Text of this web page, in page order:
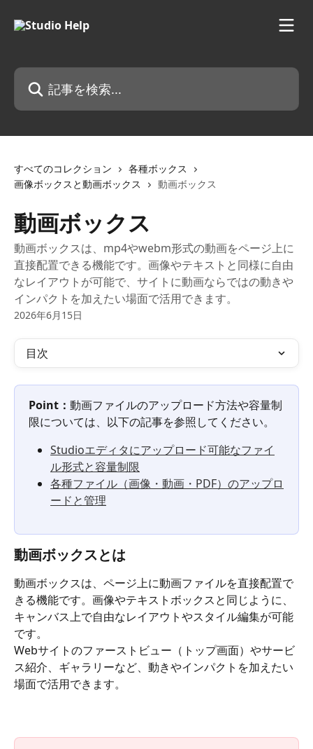
記事を検索...
すべてのコレクション
各種ボックス
画像ボックスと動画ボックス
動画ボックス
動画ボックス
動画ボックスは、mp4やwebm形式の動画をページ上に
直接配置できる機能です。画像やテキストと同様に自由
なレイアウトが可能で、サイトに動画ならではの動きや
インパクトを加えたい場面で活用できます。
2026年6月15日
目次
Point： 動画ファイルのアップロード方法や容量制
限については、以下の記事を参照してください。
Studioエディタにアップロード可能なファイ
ル形式と容量制限
各種ファイル（画像・動画・PDF）のアップロ
ードと管理
動画ボックスとは
動画ボックスは、ページ上に動画ファイルを直接配置で
きる機能です。画像やテキストボックスと同じように、
キャンバス上で自由なレイアウトやスタイル編集が可能
です。
Webサイトのファーストビュー（トップ画面）やサービ
ス紹介、ギャラリーなど、動きやインパクトを加えたい
場面で活用できます。